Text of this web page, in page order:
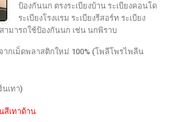
ป้องกันนก ตรงระเบียงบ้าน ระเบียงคอนโด
ระเบียงโรงแรม ระเบียงรีสอร์ท ระเบียง
ามารถใช้ป้องกันนก เช่น นกพิราบ
กเม็ดพลาสติกใหม่ 100% (โพลีโพรไพลีน
เทา)
สีเทาด้าน